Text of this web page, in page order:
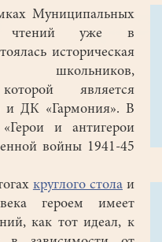
Муниципальных
чтений уже в
историческая
школьников,
является
и ДК «Гармония». В
и антигерои
войны 1941-45
круглого столаи
героем имеет
как тот идеал, к